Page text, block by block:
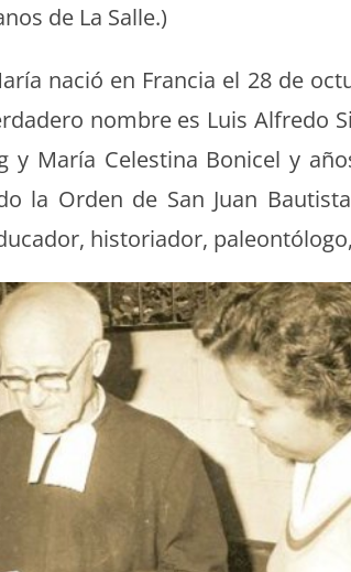
de La Salle.)
nació en Fran­cia el 28 de
nom­bre es Luis Alfre­do
y María Celesti­na Bon­i­cel y
la Orden de San Juan
his­to­ri­ador,